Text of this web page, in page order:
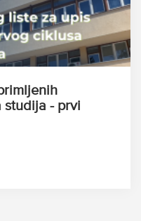
studija - prvi